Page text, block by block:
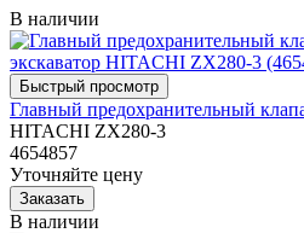
В наличии
Главный предохранительный
HITACHI ZX280-3
4654857
Уточняйте цену
В наличии